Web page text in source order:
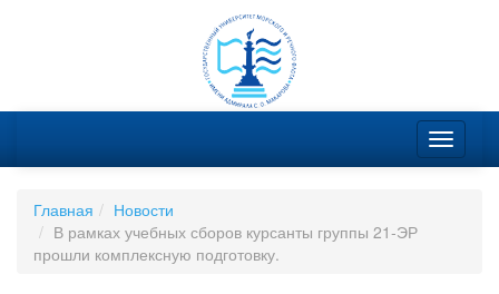
Главная
Новости
В рамках учебных сборов курсанты группы 21‑ЭР
прошли комплексную подготовку.